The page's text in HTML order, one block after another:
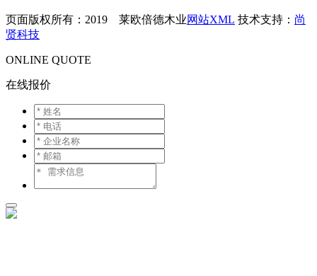
页面版权所有：2019 莱欧倍德木业网站XML 技术支持： 尚
贤科技
ONLINE QUOTE
在线报价